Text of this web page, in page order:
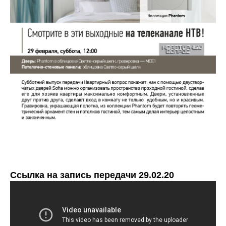
Ссылка на запись передачи 29.02.20